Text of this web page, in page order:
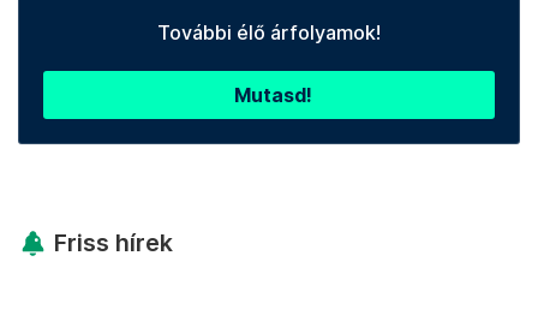
További élő árfolyamok!
Mutasd!
Friss hírek